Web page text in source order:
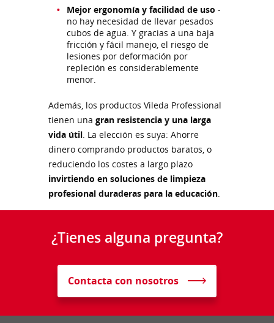
Mejor ergonomía y facilidad de uso -
no hay necesidad de llevar pesados
cubos de agua. Y gracias a una baja
fricción y fácil manejo, el riesgo de
lesiones por deformación por
repleción es considerablemente
menor.
Además, los productos Vileda Professional
tienen una gran resistencia y una larga
vida útil. La elección es suya: Ahorre
dinero comprando productos baratos, o
reduciendo los costes a largo plazo
invirtiendo en soluciones de limpieza
profesional duraderas para la educación.
¿Tienes alguna pregunta?
Contacta con nosotros